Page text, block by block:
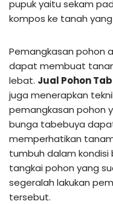
pupuk yaitu sekam
kompos ke tanah
Pemangkasan pohon
dapat membuat
lebat. Jual Pohon
juga menerapkan
pemangkasan pohon
bunga tabebuya
memperhatikan
tumbuh dalam
tangkai pohon yang
segeralah lakukan
tersebut.